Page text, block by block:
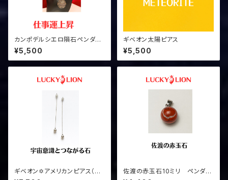
カンポデルシエロ隕石ペンダン
ト
¥5,500
ギベオン太陽ピアス
¥5,500
ギベオン✡アメリカンピアス（シ
佐渡の赤玉石10ミリ ペンダン